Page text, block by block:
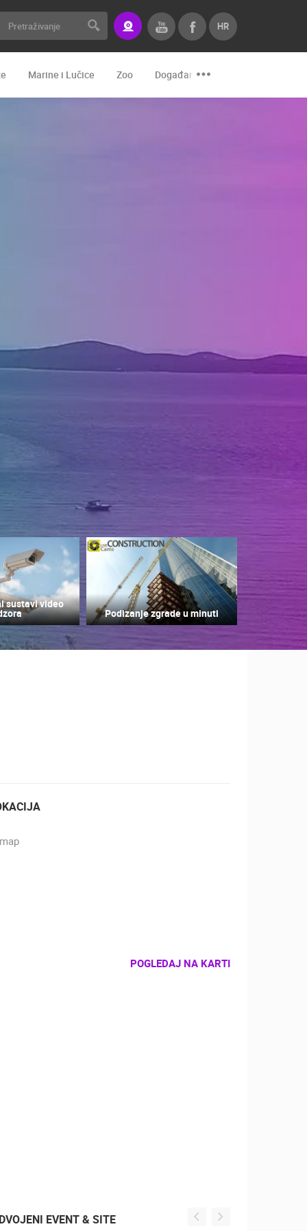
HR
Marine i Lučice Zoo Događanja i zanimljivosti
sustavi video
Podizanje zgrade u minuti
POGLEDAJ NA KARTI
EVENT & SITE